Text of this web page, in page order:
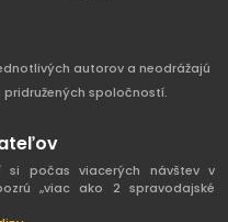
autorov a neodrážajú
spoločností.
si počas viacerých návštev v
„viac ako 2 spravodajské